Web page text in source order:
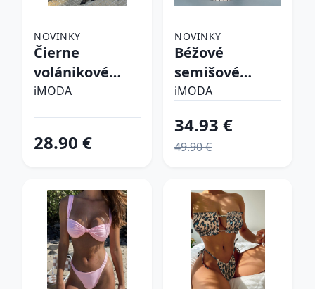
NOVINKY
Čierne
volánikové
šaty
iMODA
28.90 €
NOVINKY
Béžové
semišové
kotníkové
iMODA
34.93 €
49.90 €